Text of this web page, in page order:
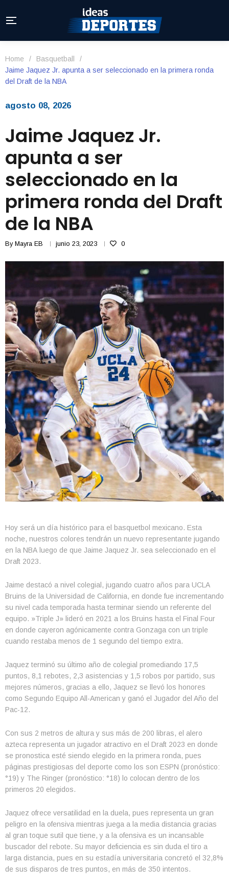
Home / Basquetball
/
Jaime Jaquez Jr. apunta a ser seleccionado en la primera ronda
del Draft de la NBA
agosto 08, 2026
Jaime Jaquez Jr.
apunta a ser
seleccionado en la
primera ronda del Draft
de la NBA
By Mayra EB junio 23, 2023 0
Hoy será un día histórico para el basquetbol mexicano. Esta
noche, nuestros colores tendrán un nuevo representante jugando
en la NBA luego de que Jaime Jaquez Jr. sea seleccionado en el
Draft 2023.
Jaime destacó a nivel colegial, jugando cuatro años para UCLA
Bruins de la Universidad de California, en donde fue incrementando
su nivel cada temporada hasta terminar siendo un referente del
equipo. »Triple J» lideró en 2021 a los Bruins hasta el Final Four
en donde cayeron agónicamente contra Gonzaga con un triple
cuando restaba menos de 1 segundo del tiempo extra.
Jaquez terminó su último año de colegial promediando 17,5
puntos, 8,1 rebotes, 2,3 asistencias y 1,5 robos por partido, sus
mejores números, gracias a ello, Jaquez se llevó los honores
como Segundo Equipo All-American y ganó el Jugador del Año del
Pac-12.
Con sus 2 metros de altura y sus más de 200 libras, el alero
azteca representa un jugador atractivo en el Draft 2023 en donde
se pronostica esté siendo elegido en la primera ronda, pues
páginas prestigiosas del deporte como los son ESPN (pronóstico:
°19) y The Ringer (pronóstico: °18) lo colocan dentro de los
primeros 20 elegidos.
Jaquez ofrece versatilidad en la duela, pues representa un gran
peligro en la ofensiva mientras juega a la media distancia gracias
al gran toque sutil que tiene, y a la ofensiva es un incansable
buscador del rebote. Su mayor deficiencia es sin duda el tiro a
larga distancia, pues en su estadía universitaria concretó el 32,8%
de sus disparos de tres puntos, en más de 350 intentos.